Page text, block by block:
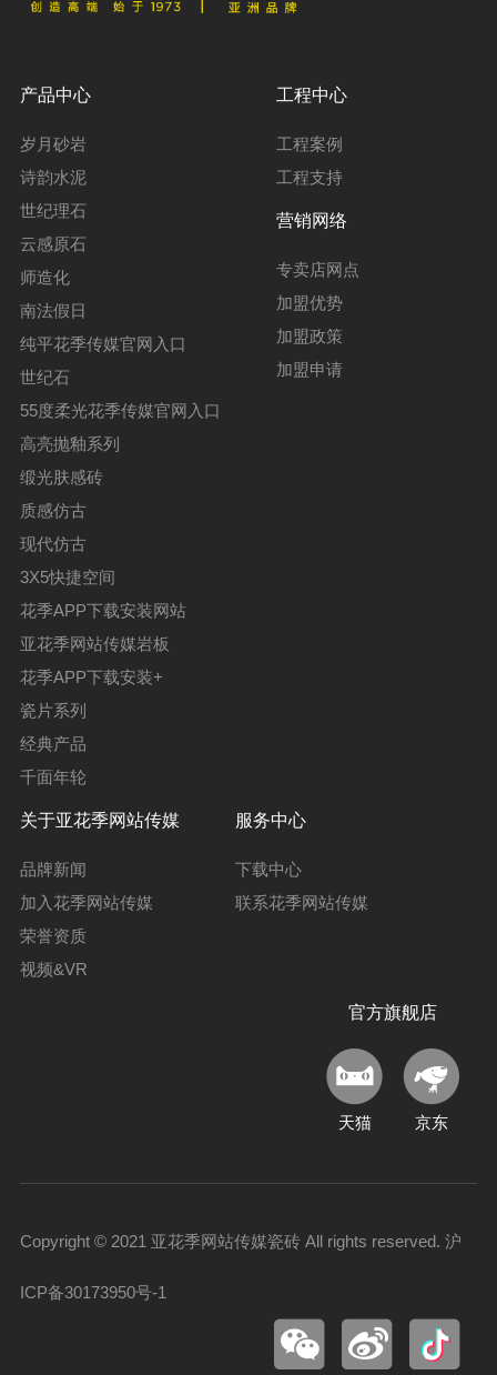
产品中心
岁月砂岩
诗韵水泥
世纪理石
云感原石
师造化
南法假日
纯平花季传媒官网入口
世纪石
55度柔光花季传媒官网入口
高亮抛釉系列
缎光肤感砖
质感仿古
现代仿古
3X5快捷空间
花季APP下载安装网站
亚花季网站传媒岩板
花季APP下载安装+
瓷片系列
经典产品
千面年轮
工程中心
工程案例
工程支持
营销网络
专卖店网点
加盟优势
加盟政策
加盟申请
关于亚花季网站传媒
品牌新闻
加入花季网站传媒
荣誉资质
视频&VR
服务中心
下载中心
联系花季网站传媒
官方旗舰店
天猫 京东
Copyright © 2021 亚花季网站传媒瓷砖 All rights reserved. 沪
ICP备30173950号-1